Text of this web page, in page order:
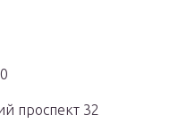
проспект 32